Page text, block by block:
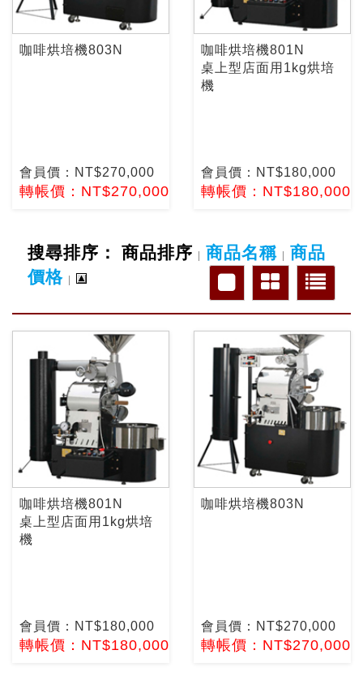
咖啡烘培機803N
會員價：NT$270,000
轉帳價：NT$270,000
咖啡烘培機801N
桌上型店面用1kg烘培
機
會員價：NT$180,000
轉帳價：NT$180,000
搜尋排序： 商品排序 | 商品名稱 | 商品
價格 |
咖啡烘培機801N
桌上型店面用1kg烘培
機
會員價：NT$180,000
轉帳價：NT$180,000
咖啡烘培機803N
會員價：NT$270,000
轉帳價：NT$270,000